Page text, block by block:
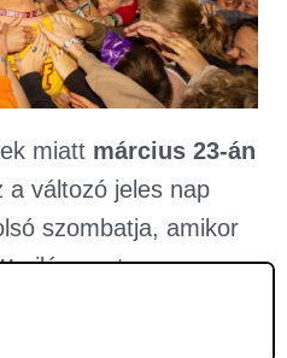
miatt március 23-án
a változó jeles nap
szombatja, amikor
világszerte
a nélkülözhető
az elektromos